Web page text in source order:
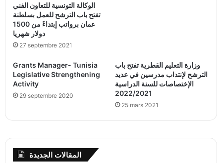
الوكالة التونسية للتعاون الفني
تفتح باب الترشح للعمل بسلطنة
عمان برواتب إبتداءً من 1500
دولار شهريا
27 septembre 2021
Grants Manager- Tunisia
Legislative Strengthening
Activity
29 septembre 2020
وزارة التعليم القطرية تفتح باب
الترشح لإنتداب مدرسين في عديد
الإختصاصات للسنة الدراسية
2022/2021
25 mars 2021
المقالات الجديدة